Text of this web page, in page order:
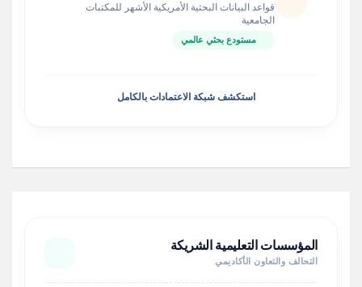
قواعد البيانات البحثية الأمريكية الأشهر للمكتبات
الجامعية
مستودع بحثي عالمي
استكشف شبكة الاعتمادات بالكامل
المؤسسات التعليمية الشريكة
التحالف والتعاون الأكاديمي